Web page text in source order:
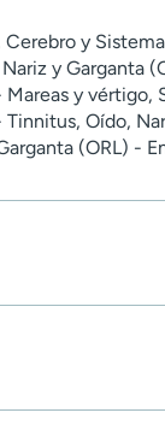
y
y Garganta
Mareas y
Oído,
(ORL) -